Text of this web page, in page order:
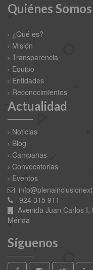
Quiénes Somos
¿Qué es?
Misión
Transparencia
Equipo
Entidades
Reconocimientos
Actualidad
Noticias
Blog
Campañas
Convocatorias
Eventos
924 315 911
Avenida Juan Carlos I,
Mérida
Síguenos